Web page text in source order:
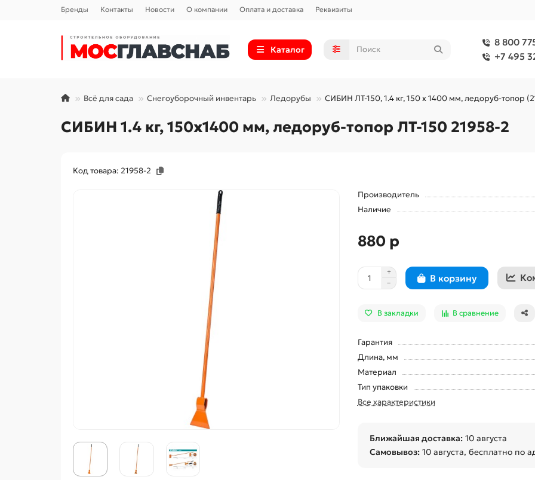
Бренды Контакты Новости О компании Оплата и доставка Реквизиты
Каталог
8 800
+7 495
Всё для сада Снегоуборочный инвентарь Ледорубы СИБИН ЛТ-150, 1.4 кг, 150 х 1400 мм, ледоруб-топор
СИБИН 1.4 кг, 150х1400 мм, ледоруб-топор ЛТ-150 21958-2
Код товара: 21958-2
Производитель
Наличие
880 р
В корзину
В закладки В сравнение
Гарантия
Длина, мм
Материал
Тип упаковки
Все характеристики
Ближайшая доставка: 10 августа
Самовывоз: 10 августа, бесплатно по